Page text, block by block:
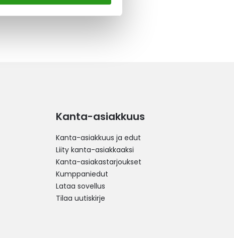
Kanta-asiakkuus
Kanta-asiakkuus ja edut
Liity kanta-asiakkaaksi
Kanta-asiakastarjoukset
Kumppaniedut
Lataa sovellus
Tilaa uutiskirje